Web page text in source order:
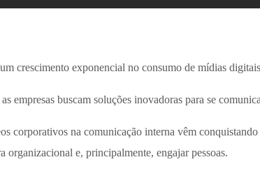
crescimento exponencial no consumo de mídias
empresas buscam soluções inovadoras para se
corporativos na comunicação interna vêm
organizacional e, principalmente, engajar pessoas.